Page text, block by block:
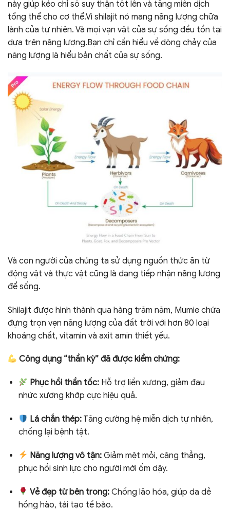
này giúp kéo chỉ số suy thận tốt lên và tăng miễn dịch
tổng thể cho cơ thể.Vì shilajit nó mang năng lượng chữa
lành của tự nhiên. Và mọi vạn vật của sự sống đều tồn tại
dựa trên năng lượng.Bạn chỉ cần hiểu về dòng chảy của
năng lượng là hiểu bản chất của sự sống.
Và con người của chúng ta sử dụng nguồn thức ăn từ
động vật và thực vật cũng là dạng tiếp nhận năng lượng
để sống.
Shilajit được hình thành qua hàng trăm năm, Mumie chứa
đựng trọn vẹn năng lượng của đất trời với hơn 80 loại
khoáng chất, vitamin và axit amin thiết yếu.
Công dụng “thần kỳ” đã được kiểm chứng:
Phục hồi thần tốc: Hỗ trợ liền xương, giảm đau
nhức xương khớp cực hiệu quả.
Lá chắn thép: Tăng cường hệ miễn dịch tự nhiên,
chống lại bệnh tật.
Năng lượng vô tận: Giảm mệt mỏi, căng thẳng,
phục hồi sinh lực cho người mới ốm dậy.
Vẻ đẹp từ bên trong: Chống lão hóa, giúp da dẻ
hồng hào, tái tạo tế bào.